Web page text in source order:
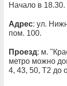
Начало в 18.30.
Адрес: ул.
пом. 100.
Проезд: м.
метро можно
4, 43, 50, Т2 до